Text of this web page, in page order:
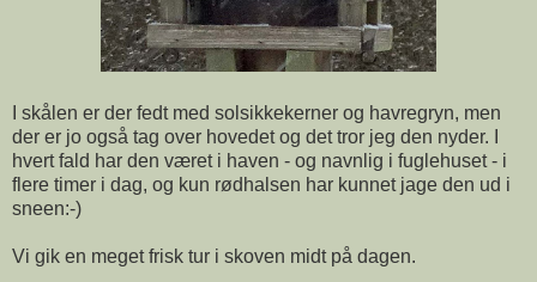
I skålen er der fedt med solsikkekerner og havregryn, men
der er jo også tag over hovedet og det tror jeg den nyder. I
hvert fald har den været i haven - og navnlig i fuglehuset - i
flere timer i dag, og kun rødhalsen har kunnet jage den ud i
sneen:-)
Vi gik en meget frisk tur i skoven midt på dagen.